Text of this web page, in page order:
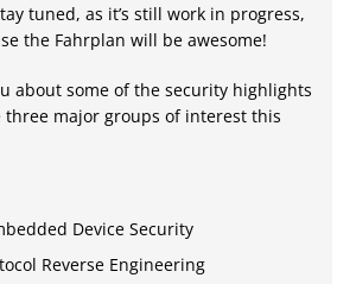
tuned, as it’s still work in progress,
the Fahrplan will be awesome!
about some of the security highlights
three major groups of interest this
Device Security
Reverse Engineering